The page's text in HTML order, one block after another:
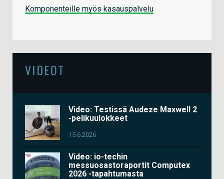
Komponenteille myös kasauspalvelu
VIDEOT
Video: Testissä Audeze Maxwell 2
-pelikuulokkeet
15.6.2026
Video: io-techin
messuosastoraportit Computex
2026 -tapahtumasta